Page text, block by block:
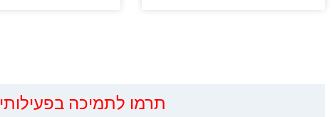
‏תרמו לתמיכה בפעילותי